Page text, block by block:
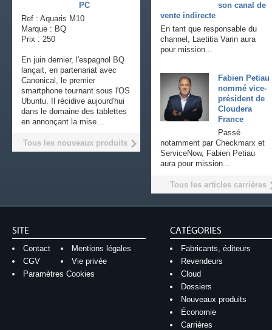
son canal de
vente indirecte
En tant que responsable du
channel, Laetitia Varin aura
pour mission...
Fabien Petiau
nommé vice-
président de
Cloudera
France
Passé
notamment par Checkmarx et
ServiceNow, Fabien Petiau
aura pour mission...
Tous les articles carrières
PC
Ref : Aquaris M10
Marque : BQ
Prix : 250
En juin dernier, l'espagnol BQ
lançait, en partenariat avec
Canonical, le premier
smartphone tournant sous l'OS
Ubuntu. Il récidive aujourd'hui
dans le domaine des tablettes
en annonçant la mise...
Tous les nouveaux produits
SITE
Contact
Mentions légales
CGV
Vie privée
Paramètres Cookies
CATÉGORIES
Fabricants, éditeurs
Revendeurs
Cloud
Dossiers
Nouveaux produits
Économie
Carrières